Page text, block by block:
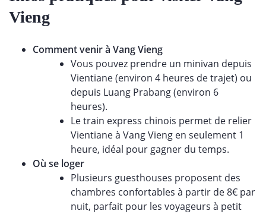
Vieng
Comment venir à Vang Vieng
Vous pouvez prendre un minivan depuis
Vientiane (environ 4 heures de trajet) ou
depuis Luang Prabang (environ 6
heures).
Le train express chinois permet de relier
Vientiane à Vang Vieng en seulement 1
heure, idéal pour gagner du temps.
Où se loger
Plusieurs guesthouses proposent des
chambres confortables à partir de 8€ par
nuit, parfait pour les voyageurs à petit